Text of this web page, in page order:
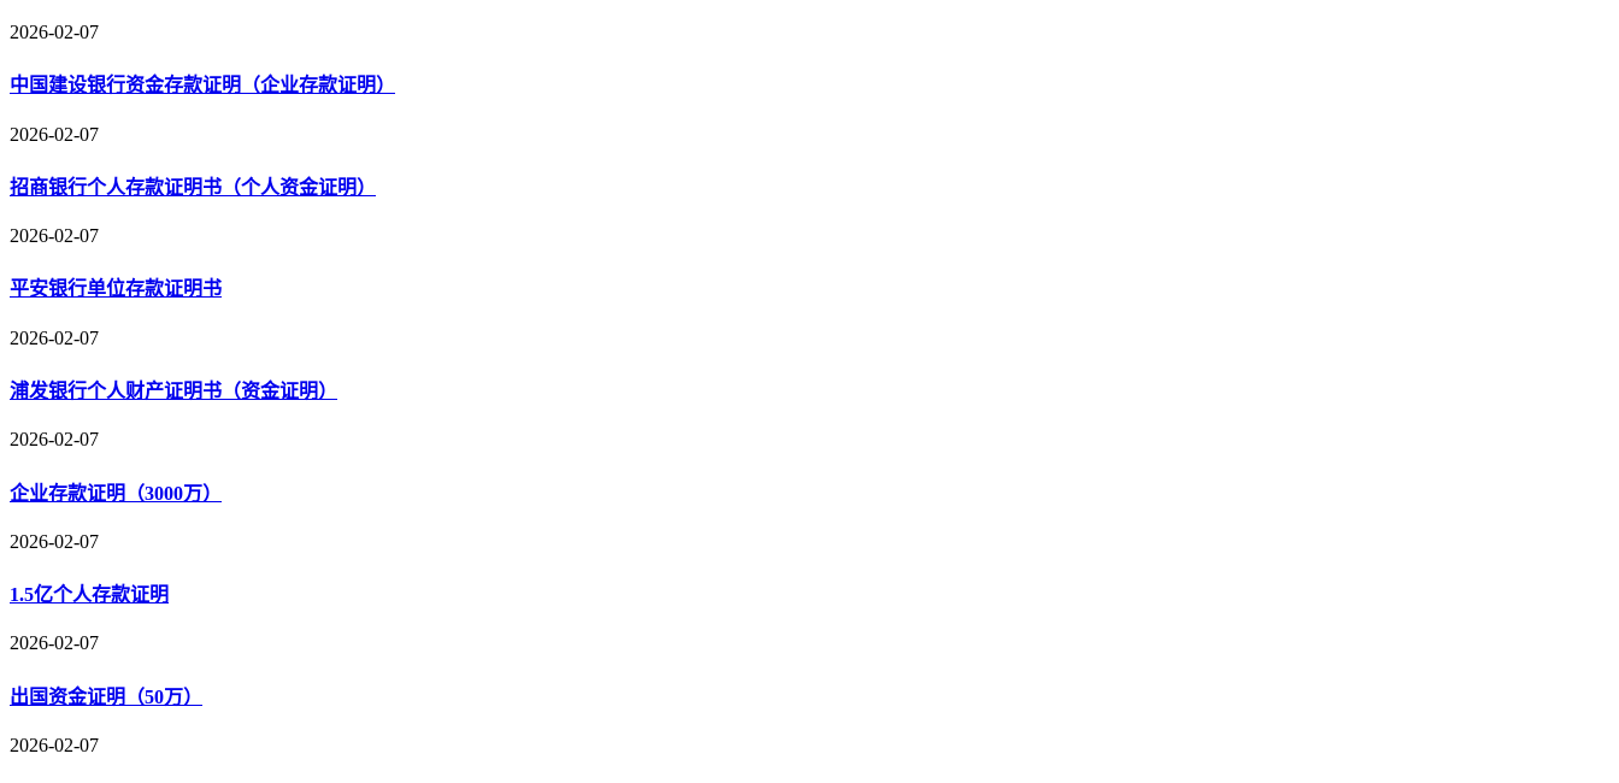
2026-02-07
中国建设银行资金存款证明（企业存款证明）
2026-02-07
招商银行个人存款证明书（个人资金证明）
2026-02-07
平安银行单位存款证明书
2026-02-07
浦发银行个人财产证明书（资金证明）
2026-02-07
企业存款证明（3000万）
2026-02-07
1.5亿个人存款证明
2026-02-07
出国资金证明（50万）
2026-02-07